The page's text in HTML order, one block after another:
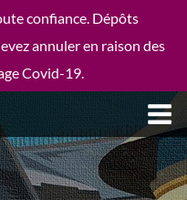
confiance. Dépôts
annuler en raison des
Covid-19.